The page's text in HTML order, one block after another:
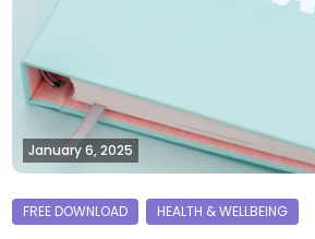
January 6, 2025